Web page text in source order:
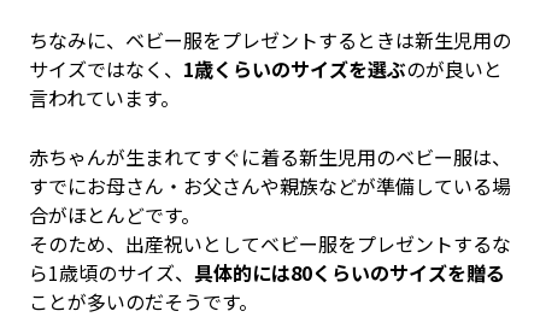
ちなみに、ベビー服をプレゼントするときは新生児用の
サイズではなく、 1歳くらいのサイズを選ぶのが良いと
言われています。
赤ちゃんが生まれてすぐに着る新生児用のベビー服は、
すでにお母さん・お父さんや親族などが準備している場
合がほとんどです。
そのため、出産祝いとしてベビー服をプレゼントするな
ら1歳頃のサイズ、 具体的には80くらいのサイズを贈る
ことが多いのだそうです。